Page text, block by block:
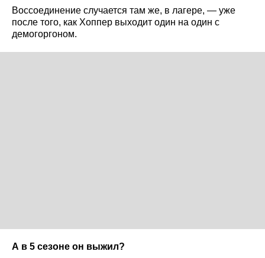
Воссоединение случается там же, в лагере, — уже
после того, как Хоппер выходит один на один с
демогоргоном.
А в 5 сезоне он выжил?